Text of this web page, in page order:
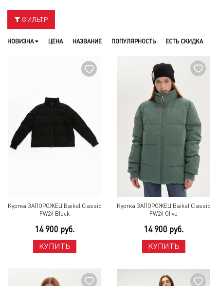
ФИЛЬТР
НОВИЗНА ЦЕНА НАЗВАНИЕ ПОПУЛЯРНОСТЬ ЕСТЬ СКИДКА
Куртка ЗАПОРОЖЕЦ Baikal Classic
FW24 Black
14 900 руб.
КУПИТЬ
Куртка ЗАПОРОЖЕЦ Baikal Classic
FW24 Olive
14 900 руб.
КУПИТЬ